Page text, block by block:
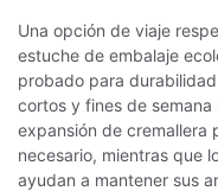
Una opción de viaje
estuche de embalaje
probado para
cortos y fines de
expansión de cremallera
necesario, mientras que
ayudan a mantener sus